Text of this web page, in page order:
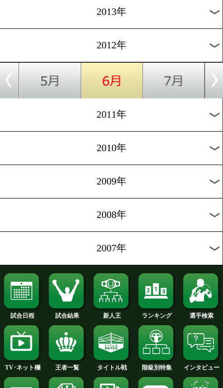
2016年
2015年
2014年
2013年
2011年
2010年
2009年